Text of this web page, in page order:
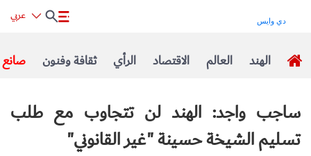
صانع ثقافة وفنون الرأي الاقتصاد العالم الهند
ساجب واجد: الهند لن تتجاوب مع طلب
تسليم الشيخة حسينة "غير القانوني"